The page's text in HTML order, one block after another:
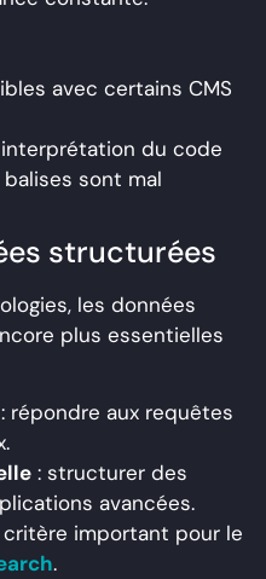
avec certains CMS
du code
sont mal
structurées
les données
plus essentielles
: répondre aux requêtes
: structurer des
avancées.
critère important pour le
.